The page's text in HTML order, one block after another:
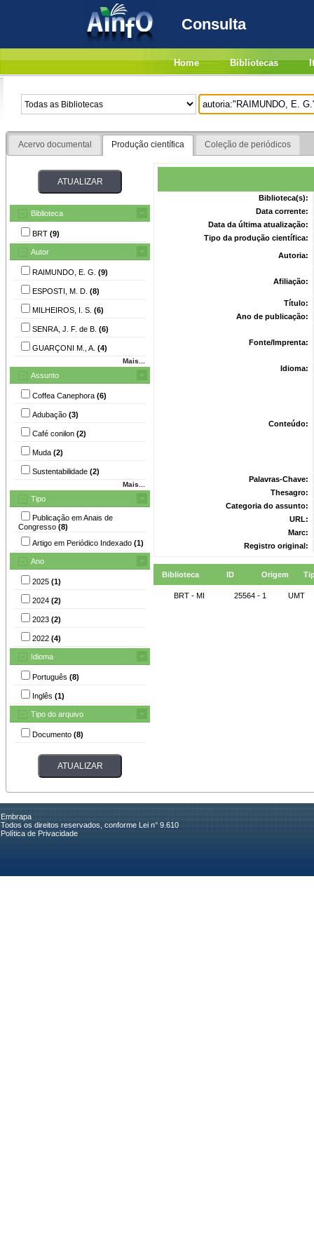
Consulta
Home Bibliotecas
Acervo documental Produção científica Coleção de periódicos
Biblioteca
BRT (9)
Autor
RAIMUNDO, E. G. (9)
ESPOSTI, M. D. (8)
MILHEIROS, I. S. (6)
SENRA, J. F. de B. (6)
GUARÇONI M., A. (4)
Mais...
Assunto
Coffea Canephora (6)
Adubação (3)
Café conilon (2)
Muda (2)
Sustentabilidade (2)
Mais...
Tipo
Publicação em Anais de
Congresso (8)
Artigo em Periódico Indexado (1)
Ano
2025 (1)
2024 (2)
2023 (2)
2022 (4)
Idioma
Português (8)
Inglês (1)
Tipo do arquivo
Documento (8)
Biblioteca(s):
Data corrente:
Data da última atualização:
Tipo da produção científica:
Autoria:
Afiliação:
Título:
Ano de publicação:
Fonte/Imprenta:
Idioma:
Conteúdo:
Palavras-Chave:
Thesagro:
Categoria do assunto:
URL:
Marc:
Registro original:
Biblioteca ID Origem
BRT - MI 25564 - 1 UMT
Embrapa
Todos os direitos reservados, conforme Lei n° 9.610
Política de Privacidade